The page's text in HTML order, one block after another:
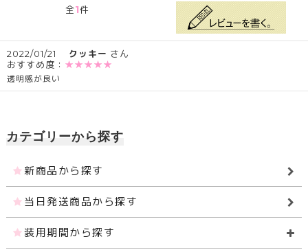
全1件
2022/01/21 クッキー さん
おすすめ度： ★★★★★
透明感が良い
カテゴリーから探す
新商品から探す
当日発送商品から探す
装用期間から探す